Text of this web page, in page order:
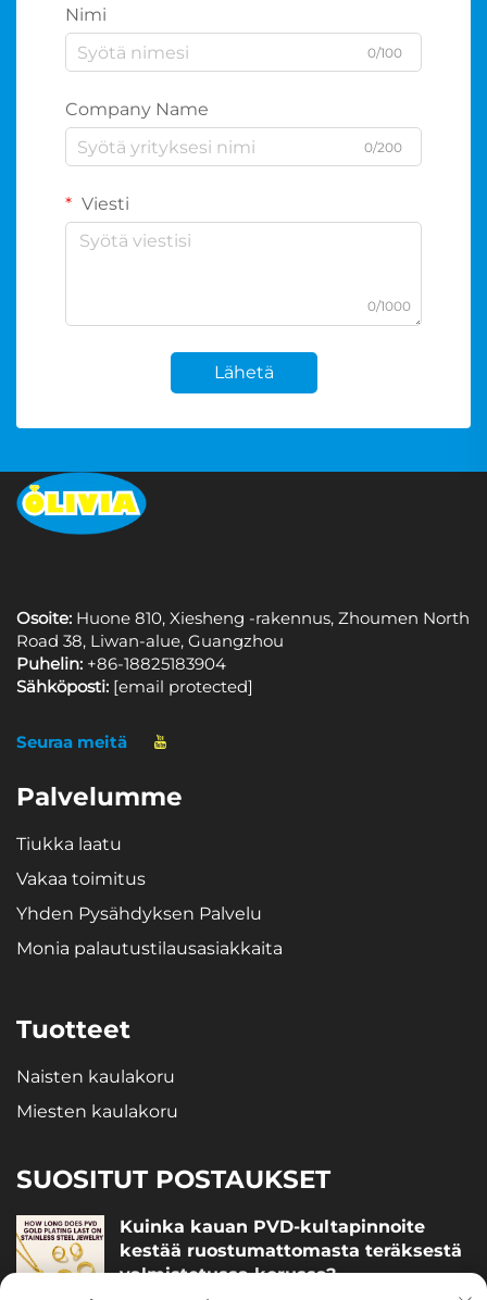
Nimi
0/100
Company Name
0/200
Viesti
0/1000
Lähetä
Osoite: Huone 810, Xiesheng -rakennus, Zhoumen North
Road 38, Liwan-alue, Guangzhou
Puhelin: +86-18825183904
Sähköposti: [email protected]
Seuraa meitä
Palvelumme
Tiukka laatu
Vakaa toimitus
Yhden Pysähdyksen Palvelu
Monia palautustilausasiakkaita
Tuotteet
Naisten kaulakoru
Miesten kaulakoru
SUOSITUT POSTAUKSET
Kuinka kauan PVD-kultapinnoite
kestää ruostumattomasta teräksestä
valmistetussa korussa?